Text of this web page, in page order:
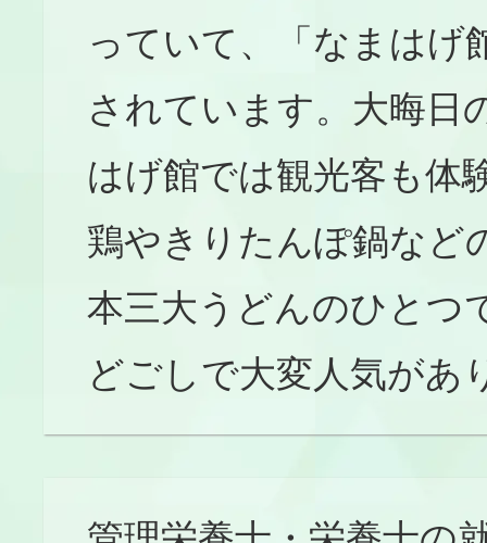
っていて、「なまはげ
されています。大晦日
はげ館では観光客も体
鶏やきりたんぽ鍋など
本三大うどんのひとつ
どごしで大変人気があ